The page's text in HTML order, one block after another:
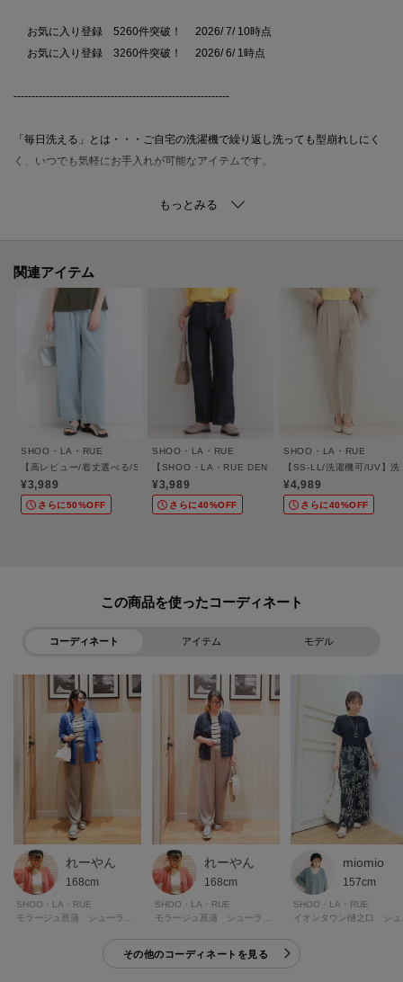
お気に入り登録 5260件突破！ 2026/ 7/ 10時点
お気に入り登録 3260件突破！ 2026/ 6/ 1時点
------------------------------------------------------------
「毎日洗える」とは・・・ご自宅の洗濯機で繰り返し洗っても型崩れしにく
く、いつでも気軽にお手入れが可能なアイテムです。
お袖からウエストにかけての緩やかなラインが、
気になるボディラインを自然にカバーします。
裾は程よい伸縮性のあるリブ仕様で、腰周りでピタッと止まり、
ラクなのに、すっきり見える計算されたシルエットが魅力です。
自宅で手軽に洗えるイージーケア素材なので、気兼ねなくデイリーに活躍し
【スタイリング】
シンプルだからこそ、合わせるアイテム次第でカジュアルにもきれいめにも
表情を変える1枚。
絶妙な丈感は、ボリュームのあるロングスカートとも相性抜群で、
女性らしいバランスを保ちます。
・個人的にかなりヒットで、名品だと思います。
仕事の際に着るトップスとして購入しました。
です。
生地は程よい厚みがあります。なので着た時に身体のラインを拾いませ
かと言って、ダボっとしているわけでは無いため、綺麗めに着れます。
二の腕が隠れるのも推しポイント。
裾のリブのお陰で腰回りのシルエットもスッキリしています。
グレーのボーダーを購入したのですが、この色味も絶妙で、上品なグレー
が可愛いです。
値段を考えると高見えしていると思います。
(身長:160㎝ 体型:普通 ライトグレーのMサイズ購入)
とのお声を頂戴しております。
さらっとしたレーヨン混の素材を使用。
関連アイテム
SHOO・LA・RUE
【高レビュー/着丈選べる/S-LL】ウエストゴムで楽に穿ける ライトオンスデニムイージ
¥3,989
さらに50%OFF
SHOO・LA・RUE
【SHOO・LA・RUE DENIM/SS-LL】程よい厚みの ス
¥3,989
さらに40%OFF
SHOO・LA・RUE
【SS-LL/洗濯機可/UV】
¥4,989
さらに40%OFF
この商品を使った
コーディネート アイテム モデル
れーやん
168cm
SHOO・LA・RUE
れーやん
168cm
SHOO・LA・RUE
miomio
157cm
SHOO・LA・RUE
その他のコーディネートを見る